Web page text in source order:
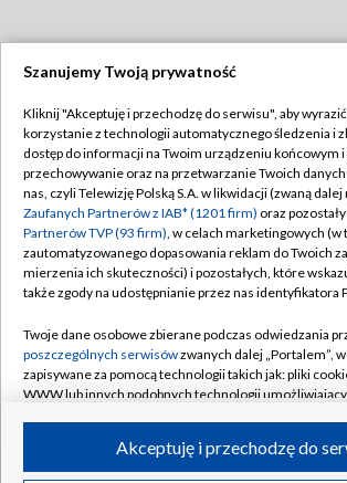
TVP
Abonament TVP
Emisja w TVP
Centrum informacji TVP
Naziemna Telewizja Cyfrowa
Rada Programowa
System NOS
Informacje o nadawcy
Program dla prasy
Regulamin TVP
Polityka prywatności
Moje zgody
Pomoc
Kontakt
Kanały
Szanujemy Twoją prywatność
Kliknij "Akceptuję i przechodzę do serwisu", aby
korzystanie z technologii automatycznego śledzenia i
dostęp do informacji na Twoim urządzeniu końcowym i
przechowywanie oraz na przetwarzanie Twoich
nas, czyli Telewizję Polską S.A. w likwidacji (zwaną dalej
Zaufanych Partnerów z IAB* (1201 firm) oraz
Partnerów TVP (93 firm), w celach marketingowych (w
zautomatyzowanego dopasowania reklam do Twoich
mierzenia ich skuteczności) i pozostałych, które
także zgody na udostępnianie przez nas identyfikatora
Twoje dane osobowe zbierane podczas odwiedzania
poszczególnych serwisówzwanych dalej „Portalem”,
zapisywane za pomocą technologii takich jak: pliki
WWW lub innych podobnych technologii
ruchu w Internecie.Akceptuję i przechodzę do